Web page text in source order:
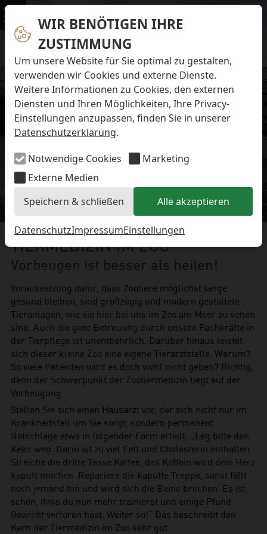
WIR BENÖTIGEN IHRE
ZUSTIMMUNG
Um unsere Website für Sie optimal zu gestalten,
verwenden wir Cookies und externe Dienste.
Weitere Informationen zu Cookies, den externen
Diensten und Ihren Möglichkeiten, Ihre Privacy-
Einstellungen anzupassen, finden Sie in unserer
Datenschutzerklärung.
Notwendige Cookies
Marketing
Externe Medien
Speichern & schließen
Alle akzeptieren
DatenschutzImpressumEinstellungen
Menü
Navigation überspringen
Preise & Infos
Öffnungs- und Fütterungszeiten
Eintrittspreise
Aktuelles
Alle Meldungen
Eisbären-Nachwuchs Anna & Elsa
Eisbären-Nachwuchs Lale & Lili
FAQ zum Tod des Schimpansen-Jungtiers
Newsletter
Bildungsletter
Barrierefreier Zoo
Hausordnung
Arbeiten im Zoo
Ausbildung zur Zootierpflegerin/zum Zootierpfleger
Freiwilliges ökologisches Jahr (FÖJ)
Mitarbeiter:in (w/m/d) auf Minijob-Basis
Patenschaften
Förderverein
Zookooperationen
Erlebnisangebote
Aktionstage
Exit-Game
Familienwochenende
Führungen
Kindergeburtstage
Workshops
Unsere Tiere
Säugetiere
Eisbär
Faultier
Kaiserschnurrbarttamarin
Polarfuchs
Puma
Kaninchen
Schimpanse
Schneehase
Seebär
Seehund
Sibirische Eichhörnchen
Tiermedizin im Zoo
TIERMEDIZIN IM ZOO
Vorbeugen ist besser als heilen!
Voraussetzung dafür, dass Zootiere möglichst lange
gesund bleiben, sind großzügig und modern gestaltete
Tieranlagen, wie sie hier bei uns im Zoo am Meer zu sehen
sind. Auch die gute Betreuung durch unsere Fachkräfte in
der Tierpflege ist unentbehrlich. Darüber hinaus leistet
sich dieser kleine Zoo eine eigene Tierarztstelle. Warum?
So viele Patienten wird es doch wohl nicht geben? Richtig,
denn der Schwerpunkt der Zootiermedizin liegt auf der
Vorbeugung.
Stellen Sie sich einen Hausarzt vor, der sich nicht nur im
Krankheitsfall um Sie sorgt, sondern permanent
Ratschläge etwa in folgender Form erteilt: „Leg bitte den
Keks weg. Darin ist zu viel Fett und Cholesterin enthalten.
Streiche die dritte Tasse Kaffee, das Koffein wird dein Herz
kaputt machen. Repariere die kaputte Treppe, sonst fällt
noch jemand hin und wird sich die Beine brechen. Es ist
schön, dass du nun mehr trainierst und einige Pfund
Gewicht verloren hast. Weiter so!“ Das beschreibt den
Kern der Tiermedizin im Zoo sehr gut.